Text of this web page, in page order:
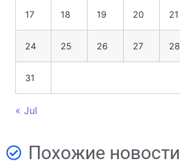
17 18 19 20 21
24 25 26 27 28
31
« Jul
Похожие новости